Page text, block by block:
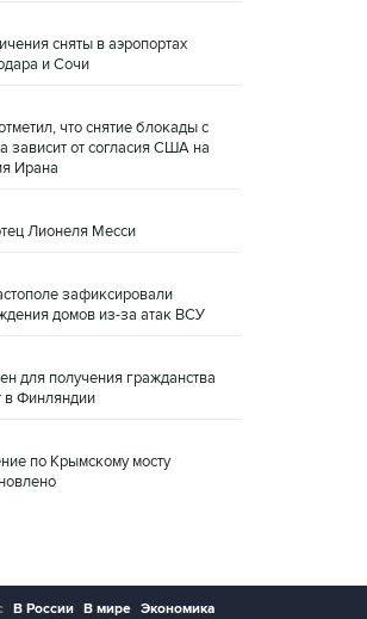
сняты в аэропортах
и Сочи
что снятие блокады с
зависит от согласия США на
Ирана
Лионеля Месси
зафиксировали
домов из-за атак ВСУ
для получения гражданства
в Финляндии
по Крымскому мосту
В России В мире Экономика